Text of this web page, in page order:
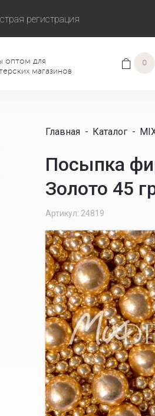
регистрация
оптом для
магазинов
0
Главная - Каталог -
Посыпка
Золото 45
Артикул: 24819